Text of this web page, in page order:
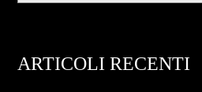
ARTICOLI RECENTI